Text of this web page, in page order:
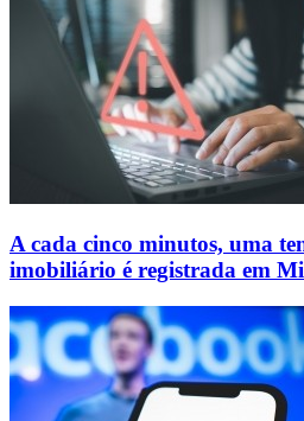
A cada cinco minutos, uma
imobiliário é registrada em